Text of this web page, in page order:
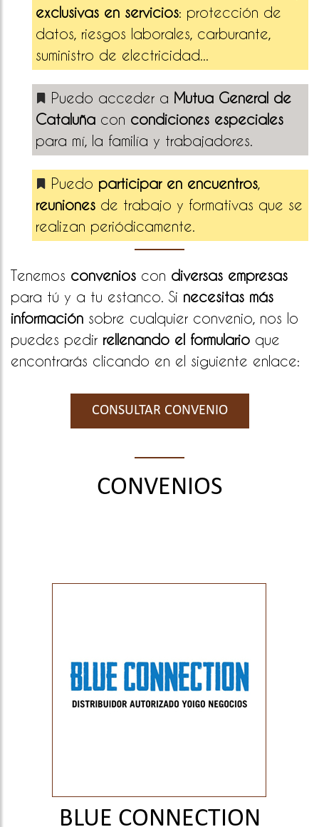
exclusivas en servicios: protección de
datos, riesgos laborales, carburante,
suministro de electricidad...
Puedo acceder a Mutua General de
Cataluña con condiciones especiales
para mí, la familía y trabajadores.
Puedo participar en encuentros,
reuniones de trabajo y formativas que se
realizan periódicamente.
Tenemos convenios con diversas empresas
para tú y a tu estanco. Si necesitas más
información sobre cualquier convenio, nos lo
puedes pedir rellenando el formulario que
encontrarás clicando en el siguiente enlace:
CONSULTAR CONVENIO
CONVENIOS
BLUE CONNECTION